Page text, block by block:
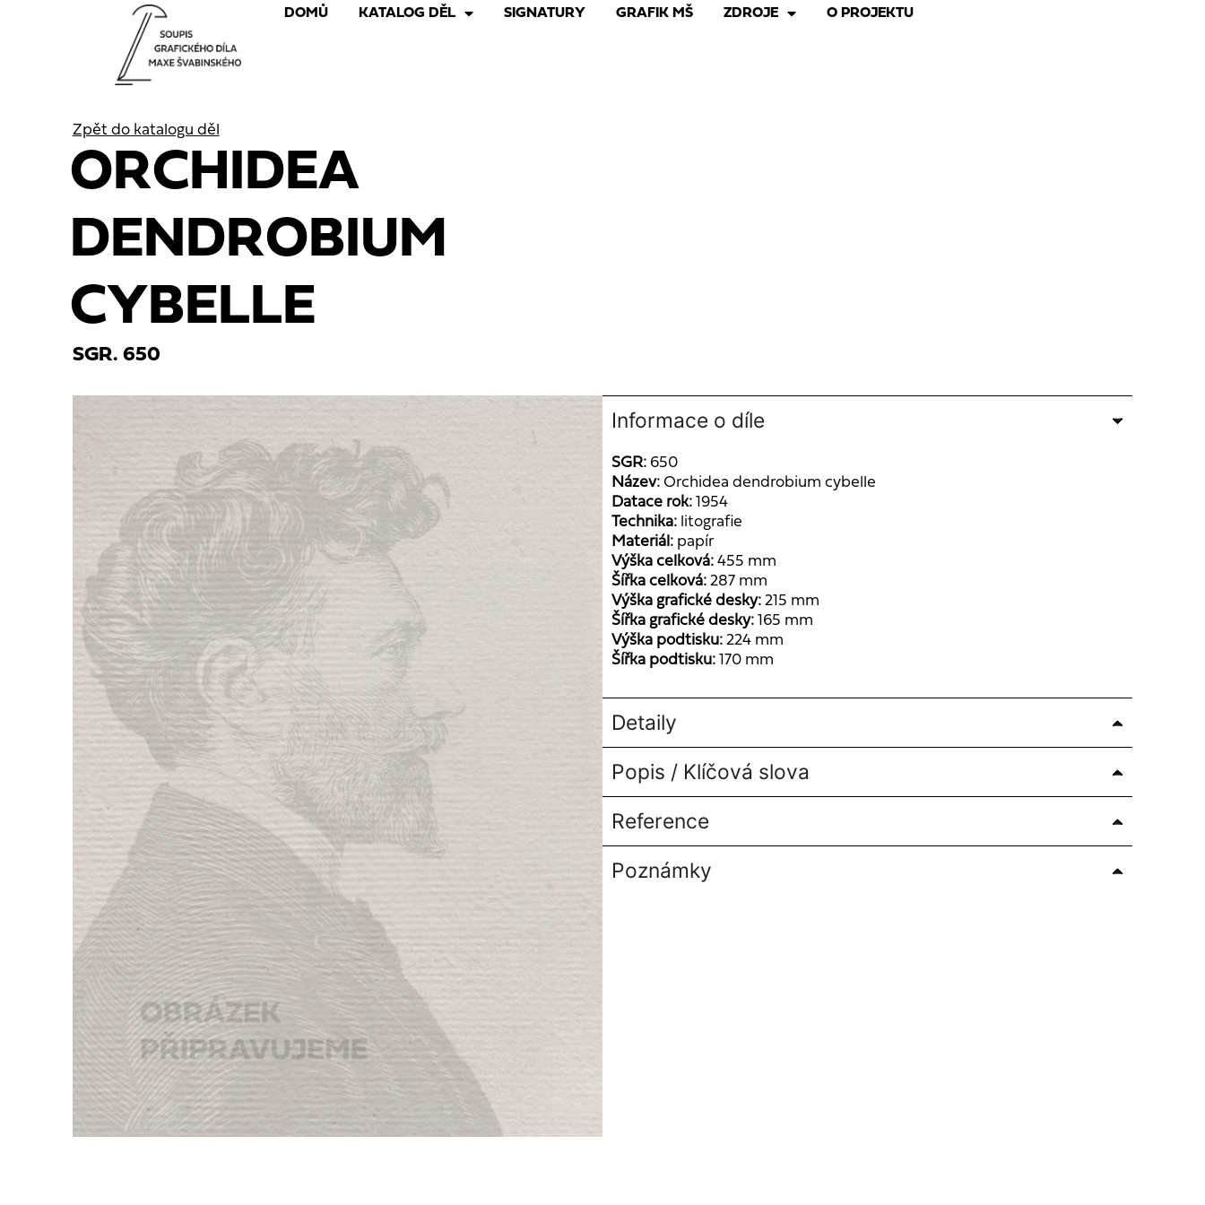
DOMŮ KATALOG DĚL SIGNATURY GRAFIK MŠ ZDROJE O PROJEKTU
Zpět do katalogu děl
ORCHIDEA
DENDROBIUM
CYBELLE
SGR. 650
Informace o díle
SGR: 650
Název: Orchidea dendrobium cybelle
Datace rok: 1954
Technika: litografie
Materiál: papír
Výška celková: 455 mm
Šířka celková: 287 mm
Výška grafické desky: 215 mm
Šířka grafické desky: 165 mm
Výška podtisku: 224 mm
Šířka podtisku: 170 mm
Detaily
Popis / Klíčová slova
Reference
Poznámky